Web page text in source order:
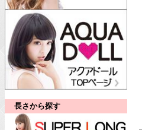
長さから探す